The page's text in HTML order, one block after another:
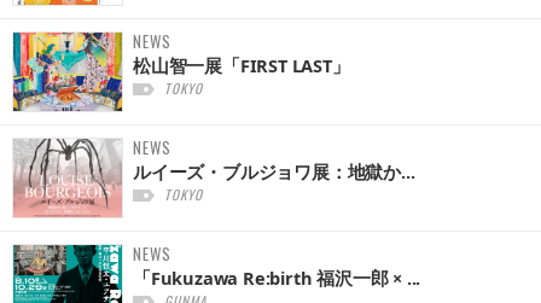
NEWS
松山智一展「FIRST LAST」
TOKYO
NEWS
ルイーズ・ブルジョワ展：地獄か...
TOKYO
NEWS
「Fukuzawa Re:birth 福沢一郎 × ...